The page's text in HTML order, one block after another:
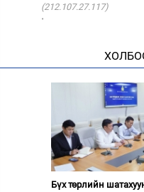
(212.107.27.117)
·
Бүх төрлийн